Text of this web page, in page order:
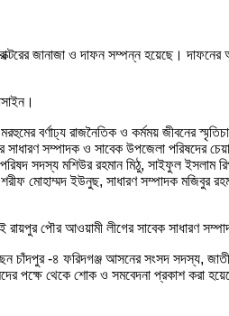
জানাজা ও দাফন সম্পন্ন হয়েছে।
বর্ণাঢ্য রাজনৈতিক ও কর্মময় জীবনের
সম্পাদক ও সাবেক উপজেলা পরিষদের
সদস্য মশিউর রহমান মিঠু, সাইফুল ইসলাম
মোহাম্মদ ইউনুছ, সাধারণ সম্পাদক মজিবুর
রায়পুর পৌর আওয়ামী লীগের সাবেক
চাঁদপুর -৪ ফরিদগঞ্জ আসনের সংসদ সদস্য,
পক্ষে থেকে শোক ও সমবেদনা প্রকাশ করা